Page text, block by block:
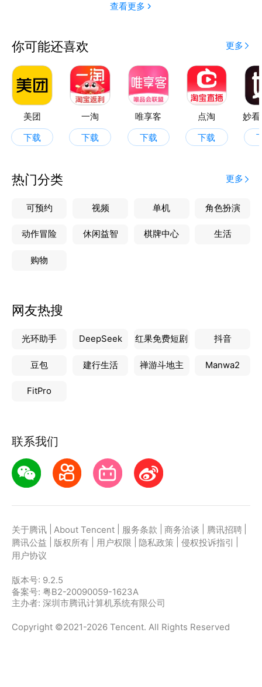
查看更多
你可能还喜欢 更多
美团
下载
一淘
下载
唯享客
下载
点淘
下载
妙
热门分类 更多
可预约 视频 单机 角色扮演
动作冒险 休闲益智 棋牌中心 生活
购物
网友热搜
光环助手 DeepSeek 红果免费短剧 抖音
豆包 建行生活 禅游斗地主 Manwa2
FitPro
联系我们
关于腾讯 About Tencent 服务条款 商务洽谈 腾讯招聘
腾讯公益
版权所有 用户权限 隐私政策 侵权投诉指引
用户协议
版本号: 9.2.5
备案号: 粤B2-20090059-1623A
主办者: 深圳市腾讯计算机系统有限公司
Copyright ©2021-2026 Tencent. All Rights Reserved